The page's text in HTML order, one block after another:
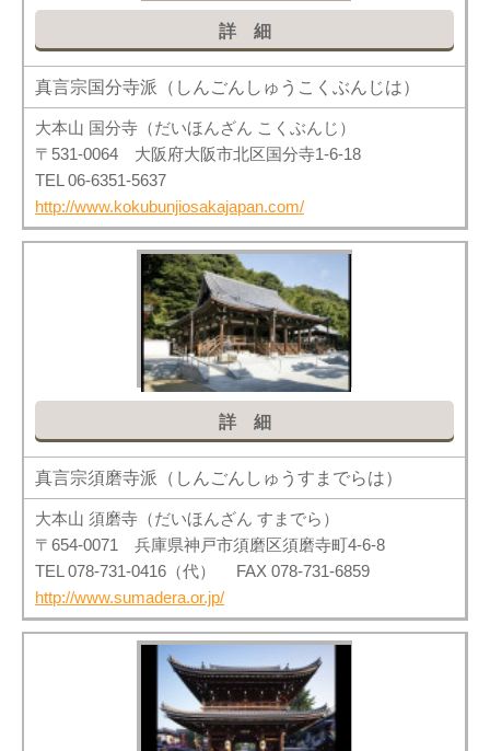
詳細
真言宗国分寺派（しんごんしゅうこくぶんじは）
大本山 国分寺（だいほんざん こくぶんじ）
〒531-0064 大阪府大阪市北区国分寺1-6-18
TEL 06-6351-5637
http://www.kokubunjiosakajapan.com/
詳細
真言宗須磨寺派（しんごんしゅうすまでらは）
大本山 須磨寺（だいほんざん すまでら）
〒654-0071 兵庫県神戸市須磨区須磨寺町4-6-8
TEL 078-731-0416（代） FAX 078-731-6859
http://www.sumadera.or.jp/